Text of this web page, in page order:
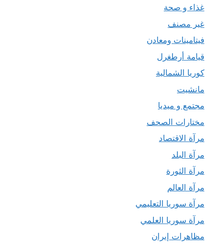
غذاء و صحة
غير مصنف
فيتامينات ومعادن
قيامة أرطغرل
كوريا الشمالية
مانشيت
مجتمع و ميديا
مختارات الصحف
مرآة الاقتصاد
مرآة البلد
مرآة الثورة
مرآة العالم
مرآة سوريا التعليمي
مرآة سوريا العلمي
مظاهرات إيران